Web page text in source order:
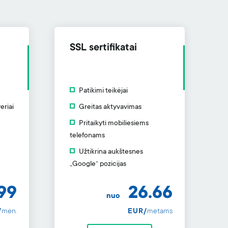
mėn.
SSL sertifikatai
Patikimi teikėjai
Greitas aktyvavimas
Pritaikyti mobiliesiems
telefonams
Užtikrina aukštesnes
„Google“ pozicijas
nuo 26.66
EUR/metams